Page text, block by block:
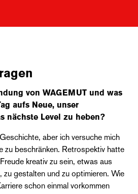
von WAGEMUT und was
aufs Neue, unser
nächste Level zu heben?
aber ich versuche mich
zu beschränken. Retrospektiv hatte
kreativ zu sein, etwas aus
zu gestalten und zu optimieren. Wie
schon einmal vorkommen